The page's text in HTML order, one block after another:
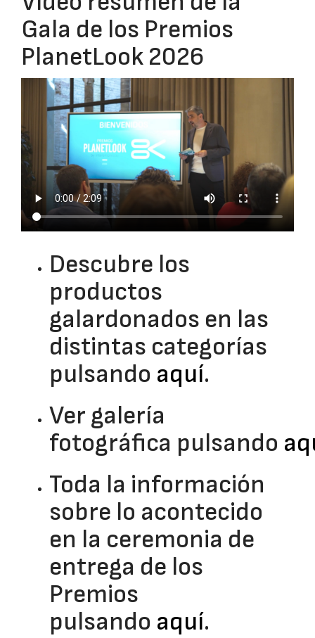
Gala de los Premios
PlanetLook 2026
Descubre los
productos
galardonados en las
distintas categorías
pulsando aquí.
Ver galería
fotográfica pulsando
Toda la información
sobre lo acontecido
en la ceremonia de
entrega de los
Premios
pulsando aquí.